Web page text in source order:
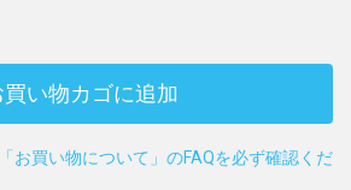
買い物カゴに追加
お買い物について」のFAQを必ず確認くだ